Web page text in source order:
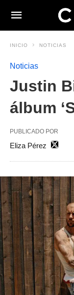
INICIO NOTICIAS
Noticias
Justin
álbum
PUBLICADO POR
Eliza Pérez